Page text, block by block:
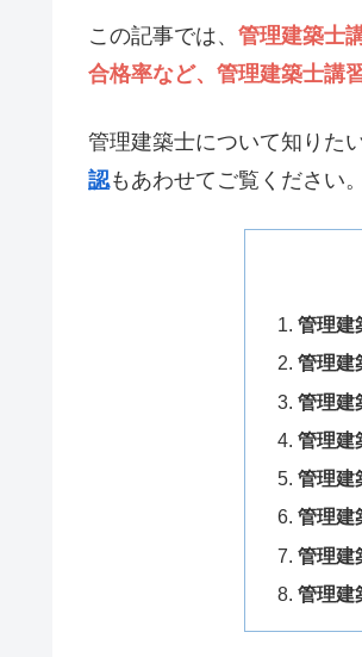
この記事では、 管理建築士
合格率など、管理建築士講
管理建築士について知りた
認もあわせてご覧ください。
管理建
管理建
管理建
管理建
管理建
管理建
管理建
管理建